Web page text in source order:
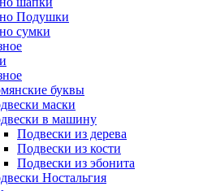
Подушки
сумки
буквы
маски
в машину
Подвески из дерева
Подвески из кости
Подвески из эбонита
Ностальгия